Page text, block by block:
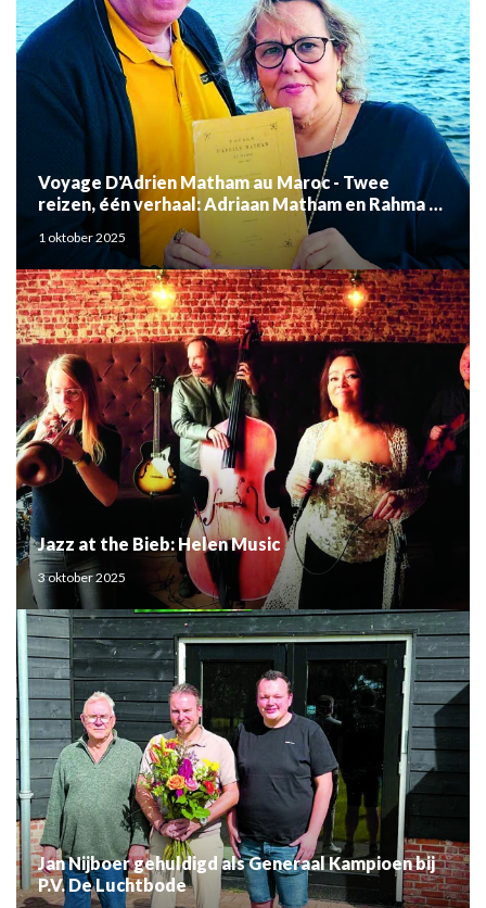
Voyage D'Adrien Matham au Maroc - Twee
reizen, één verhaal: Adriaan Matham en Rahma el
Mouden
1 oktober 2025
Jazz at the Bieb: Helen Music
3 oktober 2025
Jan Nijboer gehuldigd als Generaal Kampioen bij
P.V. De Luchtbode